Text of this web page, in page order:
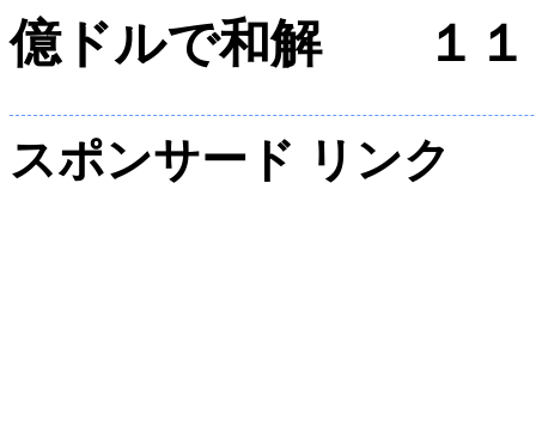
億ドルで和解 １１
スポンサード リンク